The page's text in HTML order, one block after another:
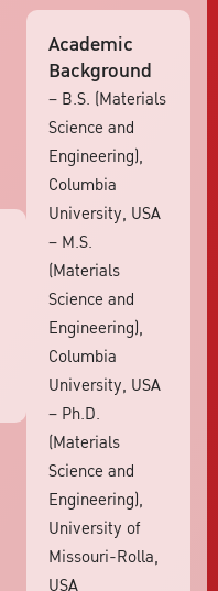
Academic
Background
– B.S. (Materials
Science and
Engineering),
Columbia
University, USA
– M.S.
(Materials
Science and
Engineering),
Columbia
University, USA
– Ph.D.
(Materials
Science and
Engineering),
University of
Missouri-Rolla,
USA